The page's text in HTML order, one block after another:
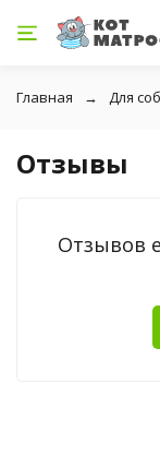
Главная Для
Отзывы
Отзывов